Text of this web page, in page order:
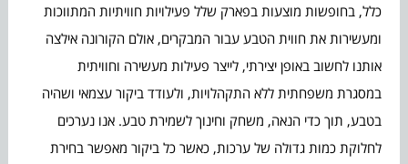
כלל, בחופשות מוצעות בפארק שלל פעילויות חוויתיות המתווכות
ומעשירות את חווית הטבע עבור המבקרים, אולם הקורונה אילצה
אותנו לחשוב באופן יצירתי, לייצר פעילות מעשירה וחוויתית
במסגרת משפחתית ללא התקהלויות, ולעודד ביקור עצמאי ושהיה
בטבע, תוך כדי הנאה, משחק וחינוך לשמירת טבע. אנו נערכים
לחלוקת כמות גדולה של ערכות, כאשר כל ביקור מאפשר בחירת